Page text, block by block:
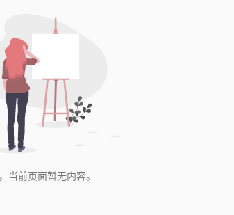
当前页面暂无内容。